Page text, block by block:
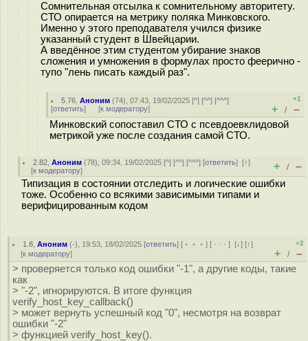
Сомнительная отсылка к сомнительному авторитету.
СТО опирается на метрику поляка Минковского.
Именно у этого преподавателя учился физике
указанный студент в Швейцарии.
А введённое этим студентом убирание знаков
сложения и умножения в формулах просто феерично -
тупо "лень писать каждый раз".
5.76 ,Аноним (74), 07:43, 19/02/2025 [^] [^^] [^^^]
[ответить] [к модератору]
+1
+ / –
Минковский сопоставил СТО с псевдоевклидовой
метрикой уже после создания самой СТО.
2.82 ,Аноним (78), 09:34, 19/02/2025 [^] [^^] [^^^] [ответить][↑]
[к модератору] + / –
Типизация в состоянии отследить и логические ошибки
тоже. Особенно со всякими зависимыми типами и
верифицированным кодом
1.8 ,Аноним (-), 19:53, 18/02/2025 [ответить] [ ﹢﹢﹢] [ · · ·][↓] [↑]
[к модератору]
+2
+ / –
> проверяется только код ошибки "-1", а другие коды, такие
как
> "-2", игнорируются. В итоге функция
verify_host_key_callback()
> может вернуть успешный код "0", несмотря на возврат
ошибки "-2"
> функцией verify_host_key().